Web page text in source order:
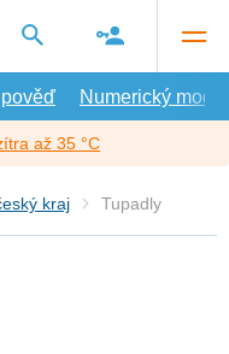
Numerický model
až 35 °C
kraj Tupadly